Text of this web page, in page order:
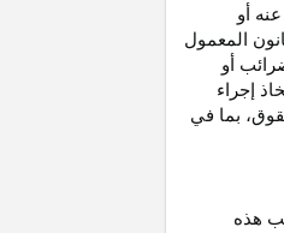
أو
المعمول
أو
إجراء
بما في
هذه